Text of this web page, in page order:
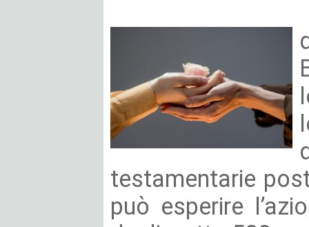
testamentarie
può esperire